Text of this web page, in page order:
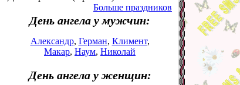
Больше праздников
День ангела у мужчин:
Александр, Герман, Климент,
Макар, Наум, Николай
День ангела у женщин: